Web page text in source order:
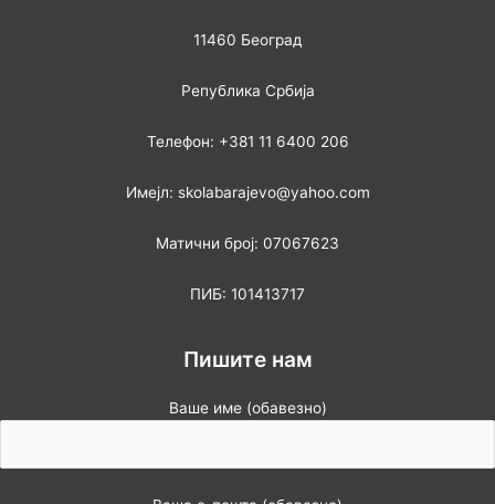
11460 Београд
Република Србија
Телефон: +381 11 6400 206
Имејл: skolabarajevo@yahoo.com
Матични број: 07067623
ПИБ: 101413717
Пишите нам
Ваше име (обавезно)